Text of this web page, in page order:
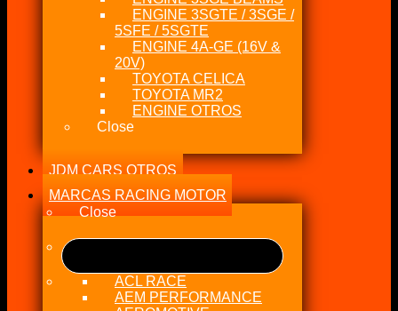
ENGINE 3SGTE / 3SGE /
5SFE / 5SGTE
ENGINE 4A-GE (16V &
20V)
TOYOTA CELICA
TOYOTA MR2
ENGINE OTROS
Close
JDM CARS OTROS
MARCAS RACING MOTOR
Close
ACL RACE
AEM PERFORMANCE